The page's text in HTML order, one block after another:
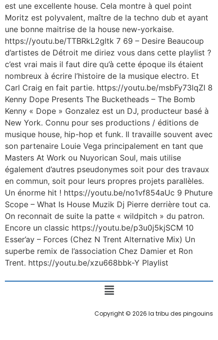
est une excellente house. Cela montre à quel point
Moritz est polyvalent, maître de la techno dub et ayant
une bonne maitrise de la house new-yorkaise.
https://youtu.be/TTBRkL2gltk 7 69 ‎– Desire Beaucoup
d’artistes de Détroit me diriez vous dans cette playlist ?
c’est vrai mais il faut dire qu’à cette époque ils étaient
nombreux à écrire l’histoire de la musique electro. Et
Carl Craig en fait partie. https://youtu.be/msbFy73lqZI 8
Kenny Dope Presents The Bucketheads ‎– The Bomb
Kenny « Dope » Gonzalez est un DJ, producteur basé à
New York. Connu pour ses productions / éditions de
musique house, hip-hop et funk. Il travaille souvent avec
son partenaire Louie Vega principalement en tant que
Masters At Work ou Nuyorican Soul, mais utilise
également d’autres pseudonymes soit pour des travaux
en commun, soit pour leurs propres projets parallèles.
Un énorme hit ! https://youtu.be/no1vf854aUc 9 Phuture
Scope ‎– What Is House Muzik Dj Pierre derrière tout ca.
On reconnait de suite la patte « wildpitch » du patron.
Encore un classic https://youtu.be/p3u0j5kjSCM 10
Esser’ay – Forces (Chez N Trent Alternative Mix) Un
superbe remix de l’association Chez Damier et Ron
Trent. https://youtu.be/xzu668bbk-Y Playlist
Copyright © 2026 la tribu des pingouins